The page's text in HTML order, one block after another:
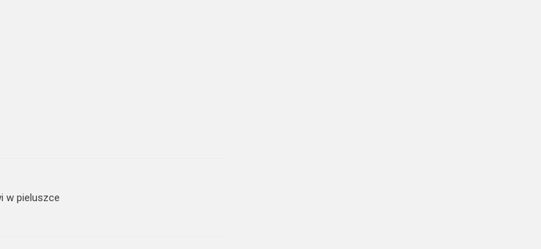
w pieluszce